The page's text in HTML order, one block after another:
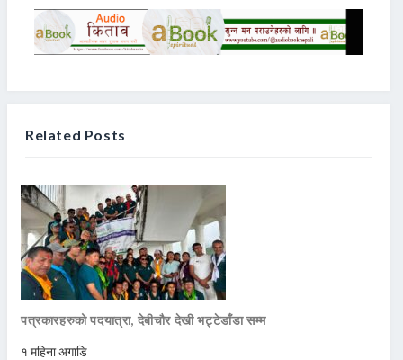
Related Posts
पत्रकारहरुको पदयात्रा, देबीचौर देखी भट्टेडाँडा सम्म
१ महिना अगाडि